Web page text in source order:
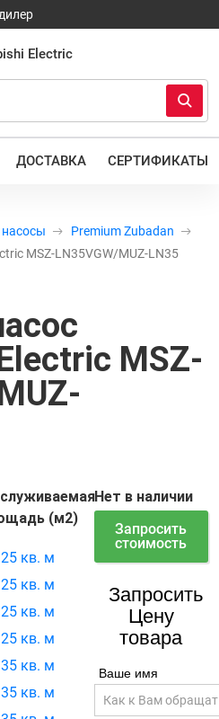
ДОСТАВКА СЕРТИФИКАТЫ
Premium Zubadan
MSZ-LN35VGW/MUZ-LN35
MSZ-
Нет в наличии
Запросить
стоимость
Запросить
Цену
товара
Ваше имя
(м2)
кв. м
кв. м
кв. м
кв. м
кв. м
кв. м